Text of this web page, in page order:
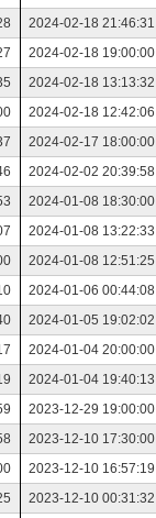
2024-02-18 21:46:31
2024-02-18 19:00:00
2024-02-18 13:13:32
2024-02-18 12:42:06
2024-02-17 18:00:00
2024-02-02 20:39:58
2024-01-08 18:30:00
2024-01-08 13:22:33
2024-01-08 12:51:25
2024-01-06 00:44:08
2024-01-05 19:02:02
2024-01-04 20:00:00
2024-01-04 19:40:13
2023-12-29 19:00:00
2023-12-10 17:30:00
2023-12-10 16:57:19
2023-12-10 00:31:32